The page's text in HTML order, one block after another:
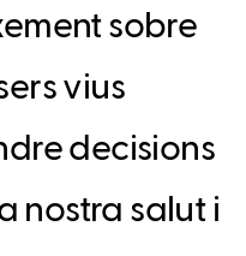
sobre
vius
decisions
nostra salut i